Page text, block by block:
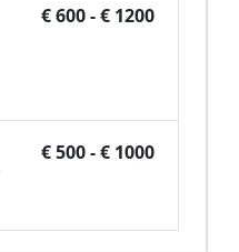
€ 600 - € 1200
€ 500 - € 1000